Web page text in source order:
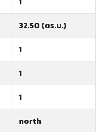
32.50 (ตร.ม.)
1
1
1
north